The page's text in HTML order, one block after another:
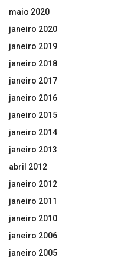
maio 2020
janeiro 2020
janeiro 2019
janeiro 2018
janeiro 2017
janeiro 2016
janeiro 2015
janeiro 2014
janeiro 2013
abril 2012
janeiro 2012
janeiro 2011
janeiro 2010
janeiro 2006
janeiro 2005